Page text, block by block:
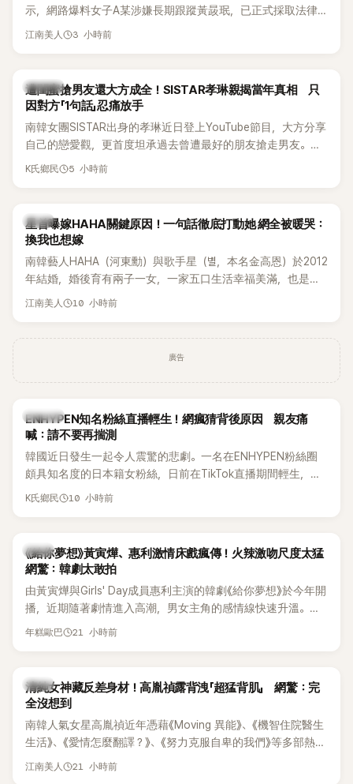
示，網路爆料女子A某涉嫌長期跟蹤黃晸珉，已正式採取法律
行動。不過，A並未停止發聲，持續透過社群平台公開爆料，反
的錄音內容，而A也首度承認自己過去曾是SHINee、NCT等偶
像團體的「站姐」，事件持續延燒。
江南美人 3 小時前
K-POP
遭閨蜜搶男友還大方成全！SISTAR孝琳親揭當年真相 只
因對方「1句話」忍痛放手
南韓女團SISTAR出身的孝琳近日登上YouTube節目，大方分享
自己的戀愛觀，更首度坦承過去曾遭最好的朋友搶走男友。她
表示，當時選擇瀟灑放手，但如果同樣的事情現在再發生，「我
K氏鄉民 5 小時前
韓星
星首曝嫁HAHA關鍵原因！一句話徹底打動她 網全被暖哭：
換我也想嫁
南韓藝人HAHA（河東勳）與歌手星（별，本名金高恩）於2012
年結婚，婚後育有兩子一女，一家五口生活幸福美滿，也是韓
國演藝圈公認的模範夫妻。近日，星首度公開當年決定嫁給
江南美人 10 小時前
廣告
K-POP
ENHYPEN知名粉絲直播輕生！網瘋猜背後原因 親友痛
喊：請不要再揣測
韓國近日發生一起令人震驚的悲劇。一名在ENHYPEN粉絲圈
頗具知名度的日本籍女粉絲，日前在TikTok直播期間輕生，最
終不幸身亡，消息曝光後震驚韓網，也讓不少粉絲湧入社群平
K氏鄉民 10 小時前
韓劇
《給你夢想》黃寅燁、惠利激情床戲瘋傳！火辣激吻尺度太猛
網驚：韓劇太敢拍
由黃寅燁與Girls' Day成員惠利主演的韓劇《給你夢想》於今年開
播，近期隨著劇情進入高潮，男女主角的感情線快速升溫。最
新播出的第8集不僅上演火辣吻戲，更接連出現床戲橋段，讓
年糕歐巴 21 小時前
韓星
清純女神藏反差身材！高胤禎露背洩「超猛背肌」 網驚：完
全沒想到
南韓人氣女星高胤禎近年憑藉《Moving 異能》、《機智住院醫生
生活》、《愛情怎麼翻譯？》、《努力克服自卑的我們》等多部熱門
作品，躍升為韓劇新一代女神代表，不僅演技備受肯定，精緻
江南美人 21 小時前